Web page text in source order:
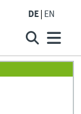
DE EN